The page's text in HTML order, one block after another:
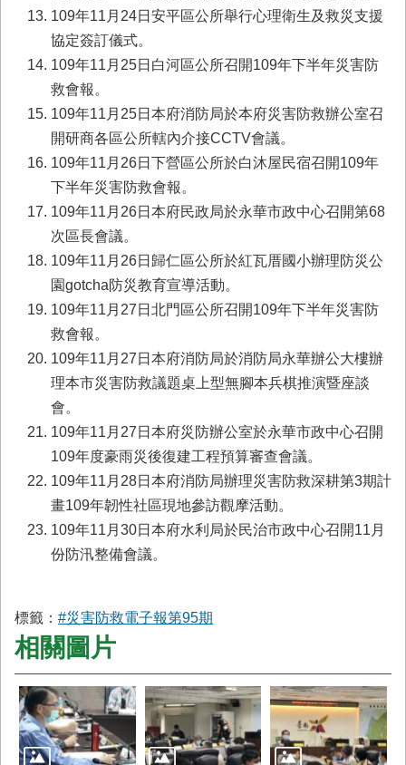
109年11月24日安平區公所舉行心理衛生及救災支援
協定簽訂儀式。
109年11月25日白河區公所召開109年下半年災害防
救會報。
109年11月25日本府消防局於本府災害防救辦公室召
開研商各區公所轄內介接CCTV會議。
109年11月26日下營區公所於白沐屋民宿召開109年
下半年災害防救會報。
109年11月26日本府民政局於永華市政中心召開第68
次區長會議。
109年11月26日歸仁區公所於紅瓦厝國小辦理防災公
園gotcha防災教育宣導活動。
109年11月27日北門區公所召開109年下半年災害防
救會報。
109年11月27日本府消防局於消防局永華辦公大樓辦
理本市災害防救議題桌上型無腳本兵棋推演暨座談
會。
109年11月27日本府災防辦公室於永華市政中心召開
109年度豪雨災後復建工程預算審查會議。
109年11月28日本府消防局辦理災害防救深耕第3期計
畫109年韌性社區現地參訪觀摩活動。
109年11月30日本府水利局於民治市政中心召開11月
份防汛整備會議。
標籤： #災害防救電子報第95期
相關圖片